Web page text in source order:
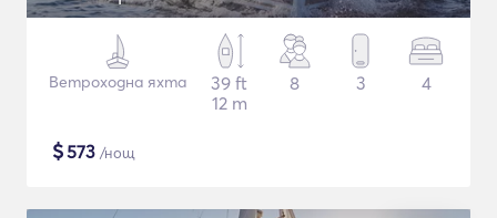
Ветроходна яхта
39 ft
12 m
8 3 4
$573 /нощ